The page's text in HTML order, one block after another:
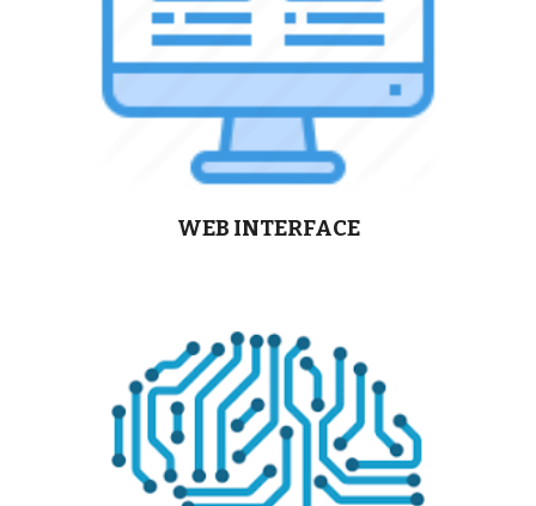
WEB INTERFACE